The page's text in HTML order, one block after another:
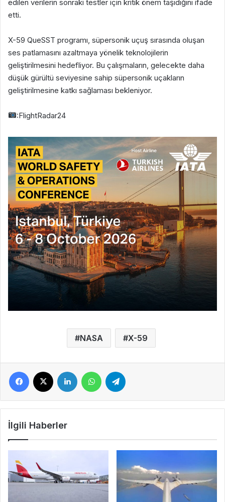
edilen verilerin sonraki testler için kritik önem taşıdığını ifade
etti.
X-59 QueSST programı, süpersonik uçuş sırasında oluşan
ses patlamasını azaltmaya yönelik teknolojilerin
geliştirilmesini hedefliyor. Bu çalışmaların, gelecekte daha
düşük gürültü seviyesine sahip süpersonik uçakların
geliştirilmesine katkı sağlaması bekleniyor.
:FlightRadar24
NASA X-59
Facebook LinkedIn WhatsApp
İlgili Haberler